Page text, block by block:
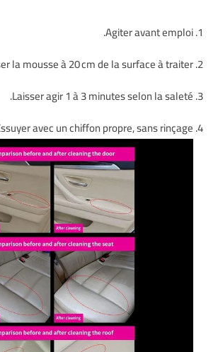
Agiter avant emploi.
la mousse à 20 cm de la surface à traiter.
Laisser agir 1 à 3 minutes selon la saleté.
avec un chiffon propre, sans rinçage.